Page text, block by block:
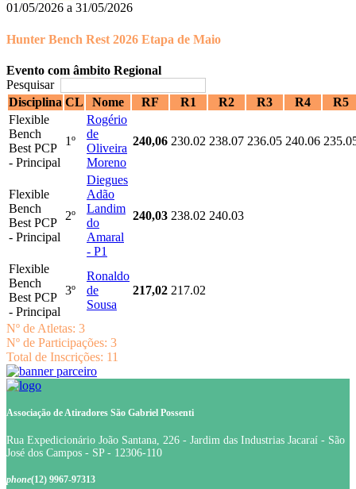
01/05/2026 a 31/05/2026
Hunter Bench Rest 2026 Etapa de Maio
Evento com âmbito Regional
Pesquisar
Disciplina CL Nome RF R1 R2 R3 R4
R5
Flexible
Bench
Best PCP
- Principal
1º
Rogério
de
Oliveira
Moreno
240,06 230.02 238.07 236.05 240.06
Flexible
Bench
Best PCP
- Principal
2º
Diegues
Adão
Landim
do
Amaral
- P1
240,03 238.02 240.03
Flexible
Bench
Best PCP
- Principal
3º
Ronaldo
de
Sousa
217,02 217.02
Nº de Atletas: 3
Nº de Participações: 3
Total de Inscrições: 11
Associação de Atiradores São Gabriel Possenti
Rua Expedicionário João Santana, 226 - Jardim das Industrias Jacaraí - São
José dos Campos - SP - 12306-110
phone(12) 9967-97313